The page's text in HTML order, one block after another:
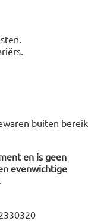
buiten bereik
en is geen
evenwichtige